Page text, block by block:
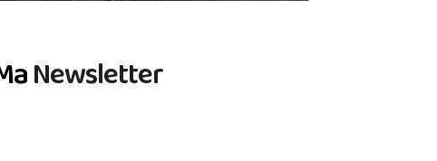
Newsletter